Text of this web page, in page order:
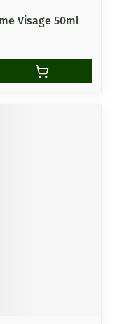
Visage 50ml